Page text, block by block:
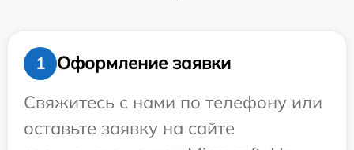
1
Оформление заявки
Свяжитесь с нами по телефону или
оставьте заявку на сайте